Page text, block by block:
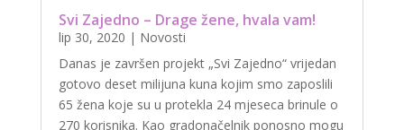
Svi Zajedno – Drage žene, hvala vam!
lip 30, 2020 | Novosti
Danas je završen projekt „Svi Zajedno“ vrijedan
gotovo deset milijuna kuna kojim smo zaposlili
65 žena koje su u protekla 24 mjeseca brinule o
270 korisnika. Kao gradonačelnik ponosno mogu